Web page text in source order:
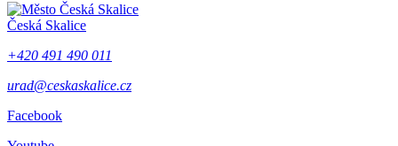
Česká Skalice
+420 491 490 011
urad@ceskaskalice.cz
Facebook